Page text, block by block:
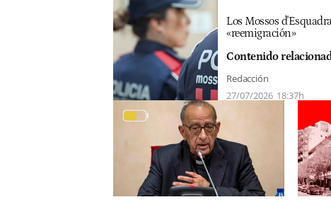
Los Mossos
«reemigración»
Contenido
Redacción
27/07/2026 18:37h